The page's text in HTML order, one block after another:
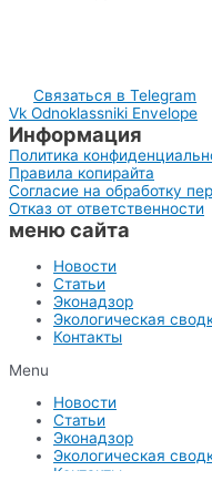
Связаться в Telegram
Vk Odnoklassniki Envelope
Информация
Политика
Правила копирайта
Согласие на обработку
Отказ от ответственности
меню сайта
Новости
Статьи
Эконадзор
Экологическая
Контакты
Menu
Новости
Статьи
Эконадзор
Экологическая
Контакты